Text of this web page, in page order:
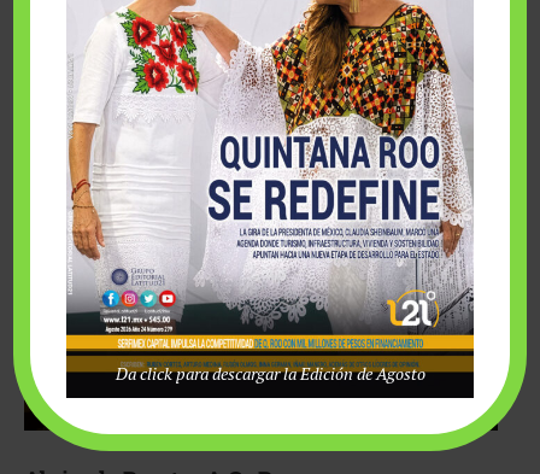
Fairmont Mayakoba y Make-A-Wish México unieron
esfuerzos para hacer realidad el deseo de una …
Da click para descargar la Edición de Agosto